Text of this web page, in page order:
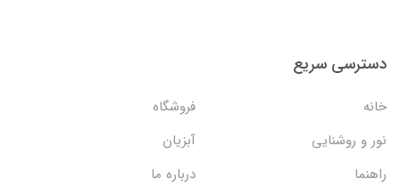
دسترسی سریع
خانه
فروشگاه
نور و روشنایی
آبزیان
راهنما
درباره ما